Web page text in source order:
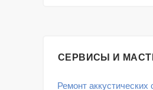
СЕРВИСЫ И
Ремонт